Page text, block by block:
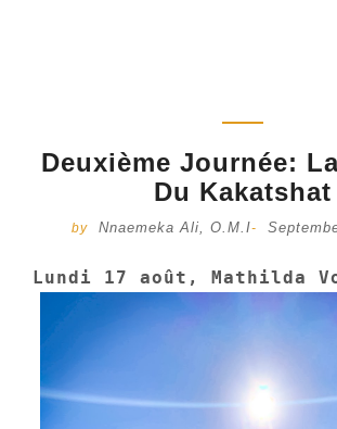
Deuxième Journée:
Du Kakatshat
by Nnaemeka Ali, O.M.I-
Lundi 17 août, Mathilda